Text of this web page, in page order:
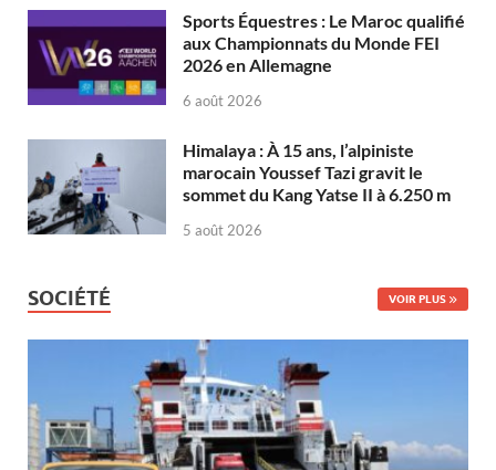
Sports Équestres : Le Maroc qualifié
aux Championnats du Monde FEI
2026 en Allemagne
6 août 2026
Himalaya : À 15 ans, l’alpiniste
marocain Youssef Tazi gravit le
sommet du Kang Yatse II à 6.250 m
5 août 2026
SOCIÉTÉ VOIR PLUS